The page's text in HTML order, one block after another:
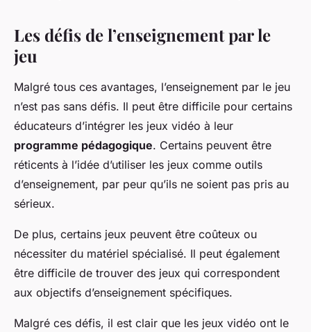
Les défis de l’enseignement par le
jeu
Malgré tous ces avantages, l’enseignement par le jeu
n’est pas sans défis. Il peut être difficile pour certains
éducateurs d’intégrer les jeux vidéo à leur
programme pédagogique. Certains peuvent être
réticents à l’idée d’utiliser les jeux comme outils
d’enseignement, par peur qu’ils ne soient pas pris au
sérieux.
De plus, certains jeux peuvent être coûteux ou
nécessiter du matériel spécialisé. Il peut également
être difficile de trouver des jeux qui correspondent
aux objectifs d’enseignement spécifiques.
Malgré ces défis, il est clair que les jeux vidéo ont le